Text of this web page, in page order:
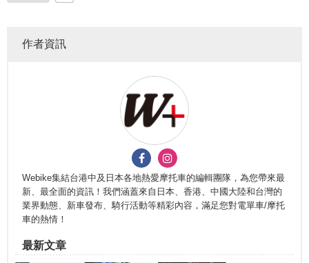
作者資訊
Webike集結台港中及日本各地熱愛摩托車的編輯團隊，為您帶來最
新、最全面的資訊！我們涵蓋來自日本、香港、中國大陸和台灣的
業界動態、新車發布、騎行活動等精彩內容，滿足您對電單車/摩托
車的熱情！
最新文章